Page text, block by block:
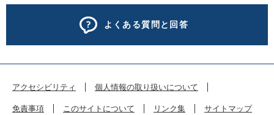
よくある質問と回答
アクセシビリティ 個人情報の取り扱いについて
免責事項 このサイトについて リンク集 サイトマップ